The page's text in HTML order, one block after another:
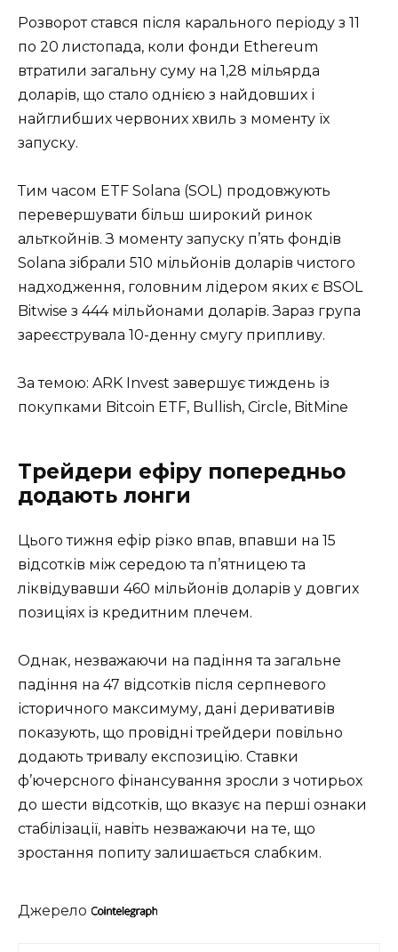
Розворот стався після карального періоду з 11
по 20 листопада, коли фонди Ethereum
втратили загальну суму на 1,28 мільярда
доларів, що стало однією з найдовших і
найглибших червоних хвиль з моменту їх
запуску.
Тим часом ETF Solana (SOL) продовжують
перевершувати більш широкий ринок
альткойнів. З моменту запуску п’ять фондів
Solana зібрали 510 мільйонів доларів чистого
надходження, головним лідером яких є BSOL
Bitwise з 444 мільйонами доларів. Зараз група
зареєструвала 10-денну смугу припливу.
За темою: ARK Invest завершує тиждень із
покупками Bitcoin ETF, Bullish, Circle, BitMine
Трейдери ефіру попередньо
додають лонги
Цього тижня ефір різко впав, впавши на 15
відсотків між середою та п’ятницею та
ліквідувавши 460 мільйонів доларів у довгих
позиціях із кредитним плечем.
Однак, незважаючи на падіння та загальне
падіння на 47 відсотків після серпневого
історичного максимуму, дані деривативів
показують, що провідні трейдери повільно
додають тривалу експозицію. Ставки
ф’ючерсного фінансування зросли з чотирьох
до шести відсотків, що вказує на перші ознаки
стабілізації, навіть незважаючи на те, що
зростання попиту залишається слабким.
Джерело